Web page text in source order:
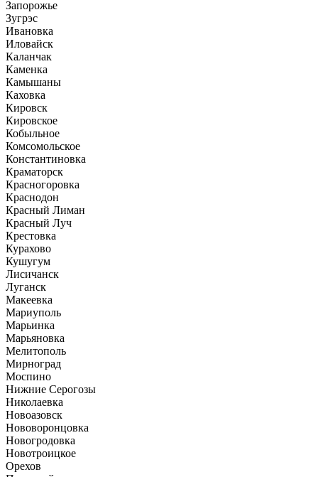
Запорожье
Зугрэс
Ивановка
Иловайск
Каланчак
Каменка
Камышаны
Каховка
Кировск
Кировское
Кобыльное
Комсомольское
Константиновка
Краматорск
Красногоровка
Краснодон
Красный Лиман
Красный Луч
Крестовка
Курахово
Кушугум
Лисичанск
Луганск
Макеевка
Мариуполь
Марьинка
Марьяновка
Мелитополь
Мирноград
Моспино
Нижние Серогозы
Николаевка
Новоазовск
Нововоронцовка
Новогродовка
Новотроицкое
Орехов